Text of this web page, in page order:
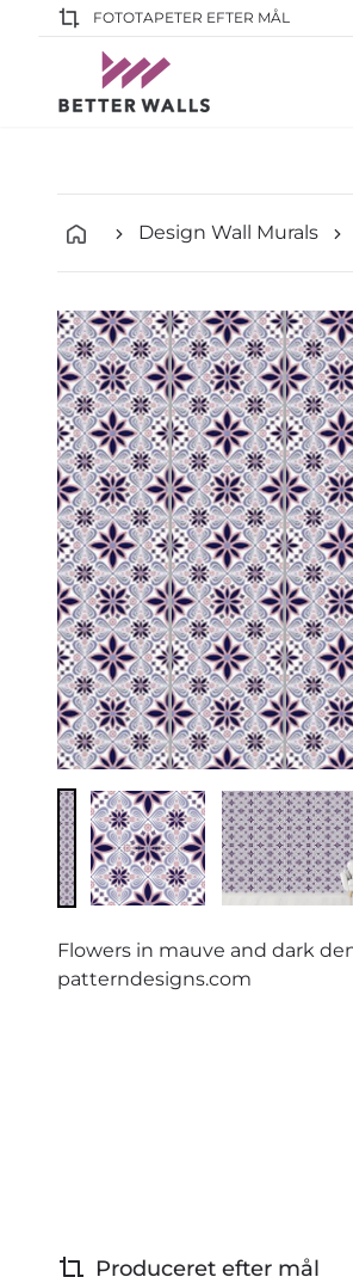
FOTOTAPETER EFTER MÅL
Design Wall Murals
Flowers in mauve and dark
patterndesigns.com
Produceret efter mål